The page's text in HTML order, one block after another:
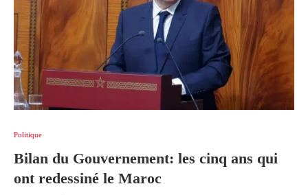
Politique
Bilan du Gouvernement: les cinq ans qui
ont redessiné le Maroc